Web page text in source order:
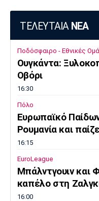
ΤΕΛΕΥΤΑΙΑ ΝΕΑ
Ποδόσφαιρο - Εθνικές
Ουγκάντα:
Οβόρι
16:30
Πόλο
Ευρωπαϊκό
Ρουμανία και
16:15
EuroLeague
Μπάλντγουιν και
καπέλο στη
16:00